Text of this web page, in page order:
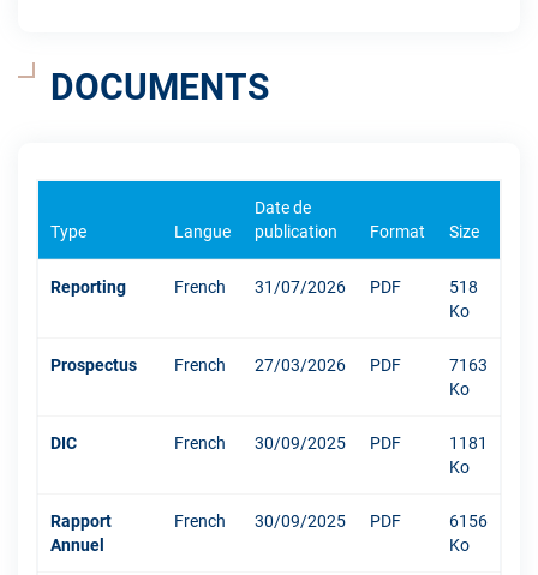
DOCUMENTS
Type Langue
Date de
publication
Format Size
Reporting French 31/07/2026 PDF
518
Ko
Prospectus French 27/03/2026 PDF
7163
Ko
DIC French 30/09/2025 PDF
1181
Ko
Rapport
Annuel
French 30/09/2025 PDF
6156
Ko